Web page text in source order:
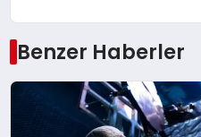
Benzer Haberler